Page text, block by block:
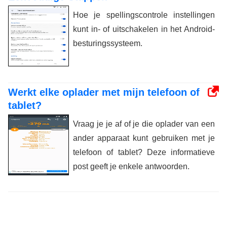
Hoe je spellingscontrole instellingen
kunt in- of uitschakelen in het Android-
besturingssysteem.
Werkt elke oplader met mijn telefoon of
tablet?
Vraag je je af of je die oplader van een
ander apparaat kunt gebruiken met je
telefoon of tablet? Deze informatieve
post geeft je enkele antwoorden.